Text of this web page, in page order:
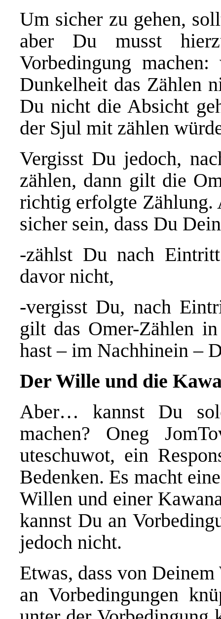
Um sicher zu gehen,
aber Du musst
Vorbedingung
Dunkelheit das Zählen
Du nicht die Absicht
der Sjul mit zählen
Vergisst Du jedoch,
zählen, dann gilt die
richtig erfolgte Zählung.
sicher sein, dass Du
-zählst Du nach
davor nicht,
-vergisst Du, nach
gilt das Omer-Zählen
hast – im Nachhinein –
Der Wille und die
Aber… kannst Du
machen? Oneg
uteschuwot, ein
Bedenken. Es macht
Willen und einer
kannst Du an
jedoch nicht.
Etwas, dass von
an Vorbedingungen